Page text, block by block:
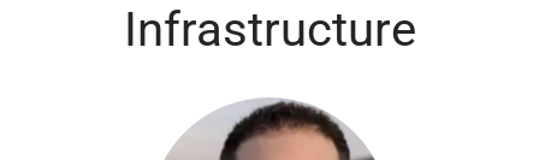
Infrastructure